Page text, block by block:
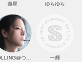
遊星 ゆらゆら
ROLLING@つよし 一輝